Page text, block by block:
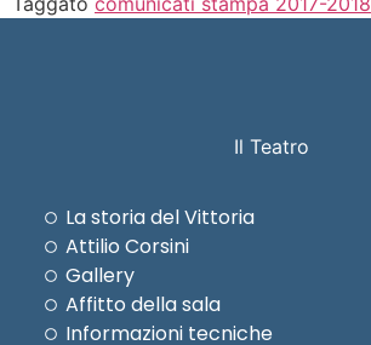
Il Teatro
La storia del Vittoria
Attilio Corsini
Gallery
Affitto della sala
Informazioni tecniche